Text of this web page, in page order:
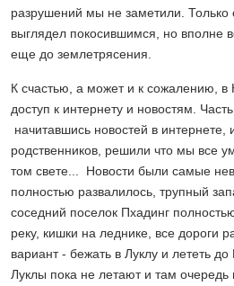
разрушений мы не заметили. Только
выглядел покосившимся, но вполне
еще до землетрясения.
К счастью, а может и к сожалению, в
доступ к интернету и новостям.
начитавшись новостей в интернете,
родственников, решили что мы все
том свете... Новости были самые
полностью развалилось, трупный
соседний поселок Пхадинг
реку, кишки на леднике, все дороги
вариант - бежать в Луклу и лететь
Луклы пока не летают и там